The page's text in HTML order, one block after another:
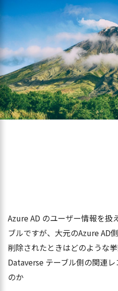
Azure AD のユーザー情報を扱
ブルですが、大元のAzure AD
削除されたときはどのような
Dataverse テーブル側の関連
のか